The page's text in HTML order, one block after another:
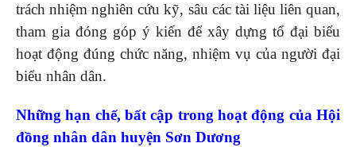
trách nhiệm nghiên cứu kỹ, sâu các tài liệu liên quan,
tham gia đóng góp ý kiến để xây dựng tổ đại biểu
hoạt động đúng chức năng, nhiệm vụ của người đại
biểu nhân dân.
Những hạn chế, bất cập trong hoạt động của Hội
đồng nhân dân huyện Sơn Dương